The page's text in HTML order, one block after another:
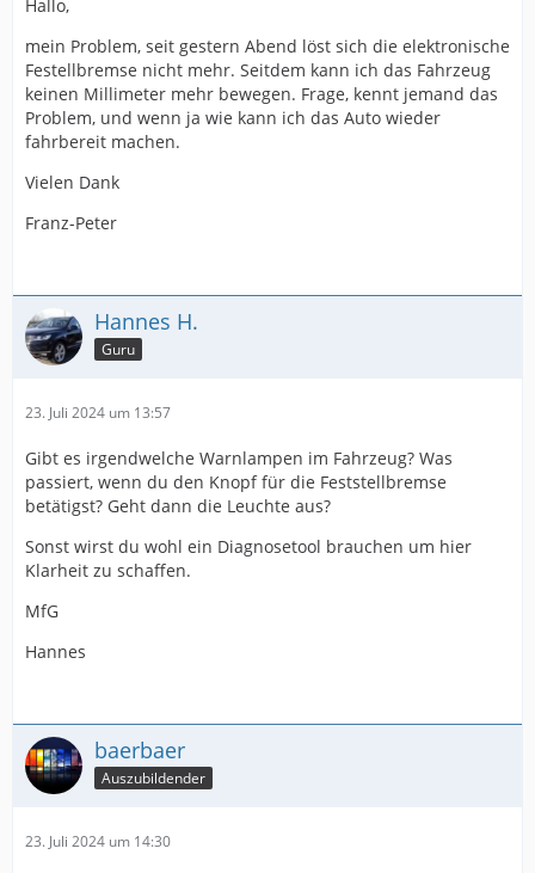
Hallo,
mein Problem, seit gestern Abend löst sich die elektronische
Festellbremse nicht mehr. Seitdem kann ich das Fahrzeug
keinen Millimeter mehr bewegen. Frage, kennt jemand das
Problem, und wenn ja wie kann ich das Auto wieder
fahrbereit machen.
Vielen Dank
Franz-Peter
Hannes H.
Guru
23. Juli 2024 um 13:57
Gibt es irgendwelche Warnlampen im Fahrzeug? Was
passiert, wenn du den Knopf für die Feststellbremse
betätigst? Geht dann die Leuchte aus?
Sonst wirst du wohl ein Diagnosetool brauchen um hier
Klarheit zu schaffen.
MfG
Hannes
baerbaer
Auszubildender
23. Juli 2024 um 14:30